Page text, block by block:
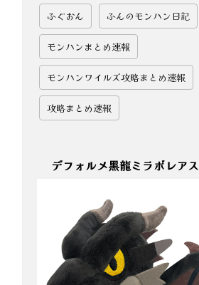
ふぐおん ふんのモンハン日記
モンハンまとめ速報
モンハンワイルズ攻略まとめ速報
攻略まとめ速報
デフォルメ黒龍ミラボレアス